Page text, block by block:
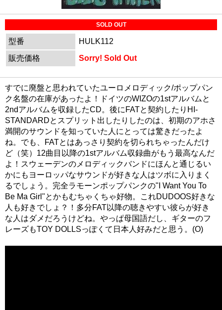
SOLD OUT
型番
HULK112
販売価格
Sorry! Sold Out
すでに廃盤と思われていたユーロメロディック/ポップパン
ク名盤の在庫があったよ！ドイツのWIZOの1stアルバムと
2ndアルバムを収録したCD。後にFATと契約したりHI-
STANDARDとスプリット出したりしたのは、初期のアホさ
満開のサウンドを知っていた人にとっては驚きだったよ
ね。でも、FATとはあっさり契約を切られちゃったんだけ
ど（笑）12曲目以降の1stアルバム収録曲がもう最高なんだ
よ！スウェーデンのメロディックバンドにほんと通じるい
かにもヨーロッパなサウンドが好きな人はツボに入りまく
るでしょう。完全ラモーンポップパンクの"I Want You To
Be Ma Girl"とかもむちゃくちゃ好物。これDUDOOS好きな
人も好きでしょ？！多分FAT以降の聴きやすい彼らが好き
な人はダメだろうけどね。やっぱ母国語だし、ギターのフ
レーズもTOY DOLLSっぽくて日本人好みだと思う。(O)